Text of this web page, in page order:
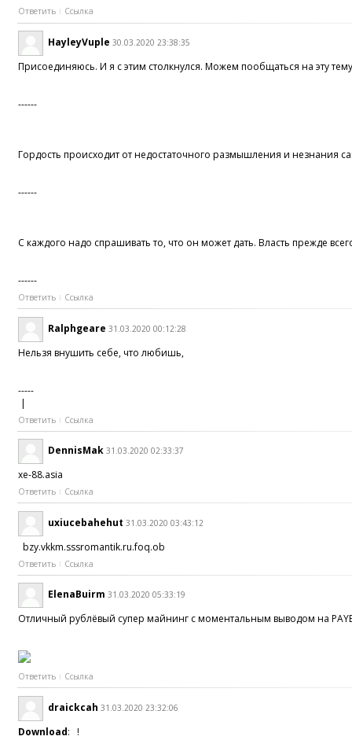
Ответить Ссылка
HayleyVuple 30.03.2020 23:38:35
Присоединяюсь. И я с этим столкнулся. Можем пообщаться на эту
------
Гордость происходит от недостаточного размышления и незнания
------
С каждого надо спрашивать то, что он может дать. Власть прежде
------
Ответить Ссылка
Ralphgeare 31.03.2020 00:12:28
Нельзя внушить себе, что любишь,
-----
|
Ответить Ссылка
DennisMak 31.03.2020 02:33:37
xe-88.asia
Ответить Ссылка
uxiucebahehut 31.03.2020 03:43:12
bzy.vkkm.sssromantik.ru.foq.ob
Ответить Ссылка
ElenaBuirm 31.03.2020 05:33:19
Отличный рублёвый супер майнинг с моментальным выводом на
Ответить Ссылка
draickcah 31.03.2020 23:32:06
Download: !